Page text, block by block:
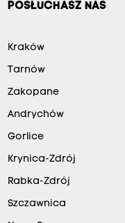
POSŁUCHASZ NAS
Kraków
Tarnów
Zakopane
Andrychów
Gorlice
Krynica-Zdrój
Rabka-Zdrój
Szczawnica